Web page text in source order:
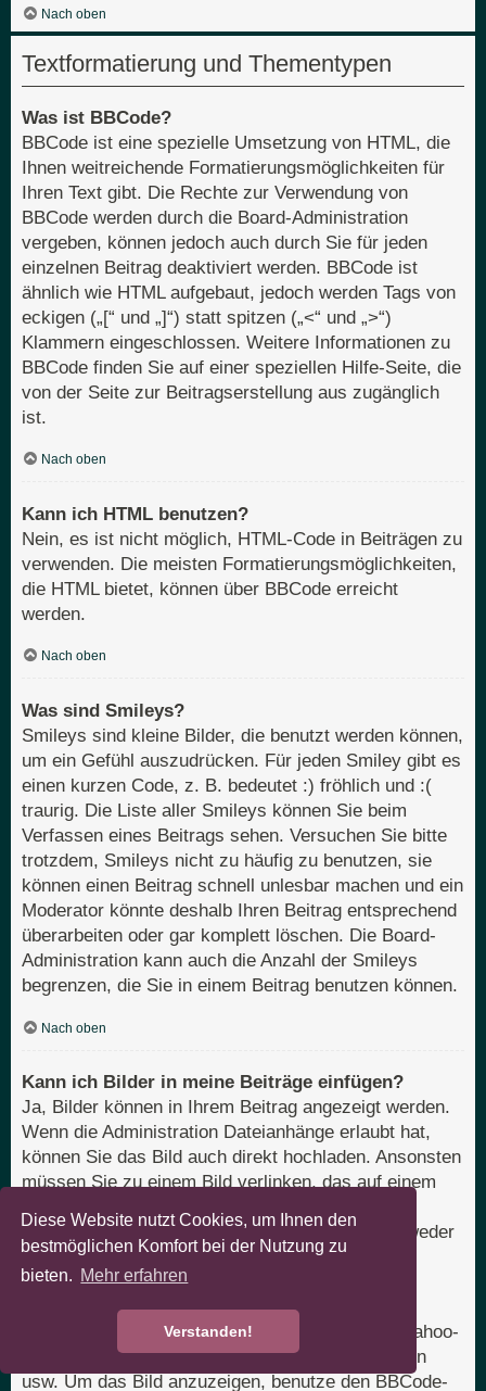
Diese Website nutzt Cookies, um Ihnen den
bestmöglichen Komfort bei der Nutzung zu
bieten. Mehr erfahren
Verstanden!
Nach oben
Textformatierung und Thementypen
Was ist BBCode?
BBCode ist eine spezielle Umsetzung von HTML, die
Ihnen weitreichende Formatierungsmöglichkeiten für
Ihren Text gibt. Die Rechte zur Verwendung von
BBCode werden durch die Board-Administration
vergeben, können jedoch auch durch Sie für jeden
einzelnen Beitrag deaktiviert werden. BBCode ist
ähnlich wie HTML aufgebaut, jedoch werden Tags von
eckigen („[“ und „]“) statt spitzen („<“ und „>“)
Klammern eingeschlossen. Weitere Informationen zu
BBCode finden Sie auf einer speziellen Hilfe-Seite, die
von der Seite zur Beitragserstellung aus zugänglich
ist.
Nach oben
Kann ich HTML benutzen?
Nein, es ist nicht möglich, HTML-Code in Beiträgen zu
verwenden. Die meisten Formatierungsmöglichkeiten,
die HTML bietet, können über BBCode erreicht
werden.
Nach oben
Was sind Smileys?
Smileys sind kleine Bilder, die benutzt werden können,
um ein Gefühl auszudrücken. Für jeden Smiley gibt es
einen kurzen Code, z. B. bedeutet :) fröhlich und :(
traurig. Die Liste aller Smileys können Sie beim
Verfassen eines Beitrags sehen. Versuchen Sie bitte
trotzdem, Smileys nicht zu häufig zu benutzen, sie
können einen Beitrag schnell unlesbar machen und ein
Moderator könnte deshalb Ihren Beitrag entsprechend
überarbeiten oder gar komplett löschen. Die Board-
Administration kann auch die Anzahl der Smileys
begrenzen, die Sie in einem Beitrag benutzen können.
Nach oben
Kann ich Bilder in meine Beiträge einfügen?
Ja, Bilder können in Ihrem Beitrag angezeigt werden.
Wenn die Administration Dateianhänge erlaubt hat,
können Sie das Bild auch direkt hochladen. Ansonsten
müssen Sie zu einem Bild verlinken, das auf einem
http://www.domain.tld/mein-bild.gif. Sie können weder
Bilder verlinken, die sich auf Ihrem eigenen PC
befinden (außer es ist ein öffentlich zugänglicher
Server), noch zu Bildern, die nur nach einer
Anmeldung verfügbar sind, z. B. Hotmail- oder Yahoo-
Mailboxen, mit einem Passwort geschützte Seiten
usw. Um das Bild anzuzeigen, benutze den BBCode-